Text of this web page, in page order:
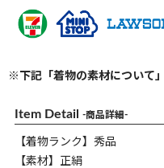
※下記「着物の素材について
Item Detail -商品詳細-
【着物ランク】秀品
【素材】正絹